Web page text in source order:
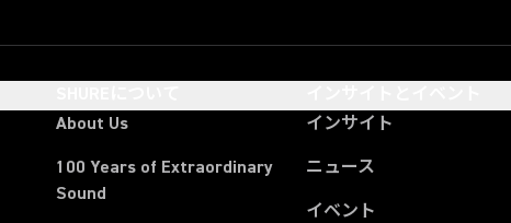
About Us
100 Years of Extraordinary
Sound
インサイト
ニュース
イベント